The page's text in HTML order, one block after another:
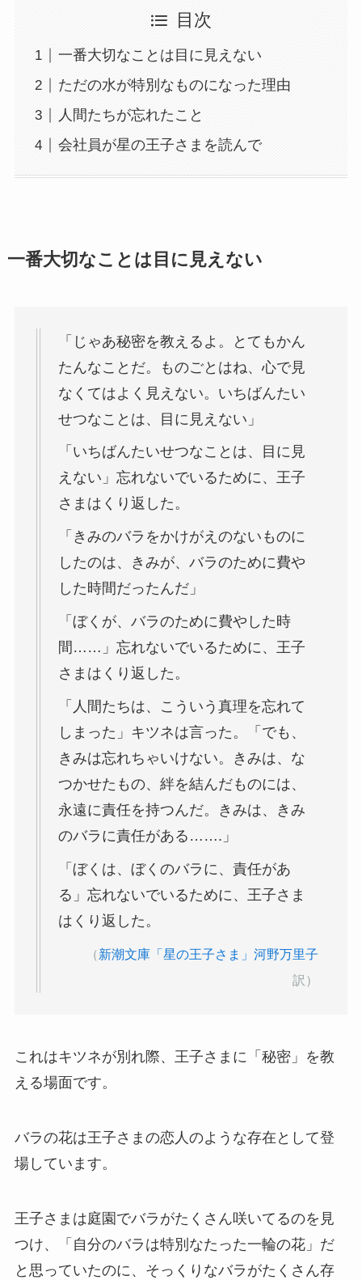
目次
一番大切なことは目に見えない
ただの水が特別なものになった理由
人間たちが忘れたこと
会社員が星の王子さまを読んで
一番大切なことは目に見えない
「じゃあ秘密を教えるよ。とてもかん
たんなことだ。ものごとはね、心で見
なくてはよく見えない。いちばんたい
せつなことは、目に見えない」
「いちばんたいせつなことは、目に見
えない」忘れないでいるために、王子
さまはくり返した。
「きみのバラをかけがえのないものに
したのは、きみが、バラのために費や
した時間だったんだ」
「ぼくが、バラのために費やした時
間……」忘れないでいるために、王子
さまはくり返した。
「人間たちは、こういう真理を忘れて
しまった」キツネは言った。「でも、
きみは忘れちゃいけない。きみは、な
つかせたもの、絆を結んだものには、
永遠に責任を持つんだ。きみは、きみ
のバラに責任がある…….」
「ぼくは、ぼくのバラに、責任があ
る」忘れないでいるために、王子さま
はくり返した。
（新潮文庫「星の王子さま」河野万里子
訳）
これはキツネが別れ際、王子さまに「秘密」を教
える場面です。
バラの花は王子さまの恋人のような存在として登
場しています。
王子さまは庭園でバラがたくさん咲いてるのを見
つけ、「自分のバラは特別なたった一輪の花」だ
と思っていたのに、そっくりなバラがたくさん存